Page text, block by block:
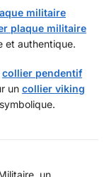
militaire
plaque militaire
et authentique.
collier pendentif
un collier viking